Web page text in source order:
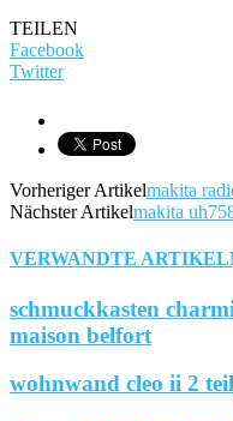
TEILEN
Facebook
Twitter
Vorheriger Artikelmakita
Nächster Artikelmakita
VERWANDTE ARTIKEL
schmuckkasten
maison belfort
wohnwand cleo ii 2